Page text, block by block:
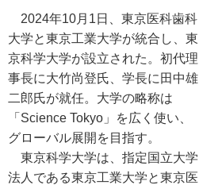
2024年10月1日、東京医科歯科
大学と東京工業大学が統合し、東
京科学大学が設立された。初代理
事長に大竹尚登氏、学長に田中雄
二郎氏が就任。大学の略称は
「Science Tokyo」を広く使い、
グローバル展開を目指す。
東京科学大学は、指定国立大学
法人である東京工業大学と東京医